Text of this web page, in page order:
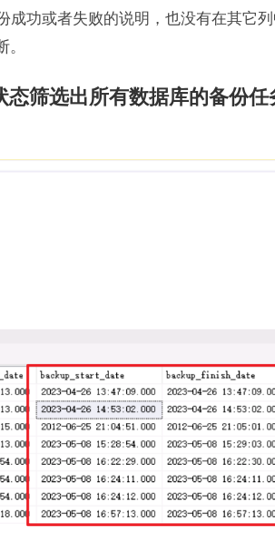
成功或者失败的说明，也没有在其它列
。
筛选出所有数据库的备份任